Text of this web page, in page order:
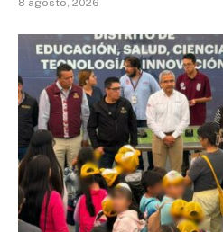
8 agosto, 2026